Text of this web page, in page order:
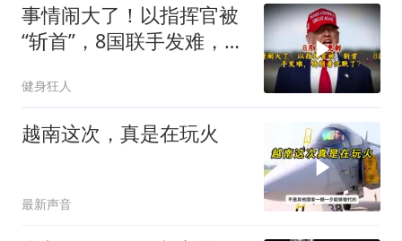
事情闹大了！以指挥官被
“斩首”，8国联手发难，特
健身狂人
越南这次，真是在玩火
最新声音